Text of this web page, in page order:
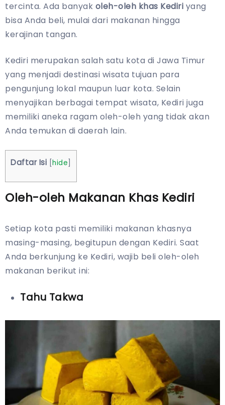
tercinta. Ada banyak oleh-oleh khas Kediri yang
bisa Anda beli, mulai dari makanan hingga
kerajinan tangan.
Kediri merupakan salah satu kota di Jawa Timur
yang menjadi destinasi wisata tujuan para
pengunjung lokal maupun luar kota. Selain
menyajikan berbagai tempat wisata, Kediri juga
memiliki aneka ragam oleh-oleh yang tidak akan
Anda temukan di daerah lain.
Daftar Isi [hide
Oleh-oleh Makanan Khas Kediri
Setiap kota pasti memiliki makanan khasnya
masing-masing, begitupun dengan Kediri. Saat
Anda berkunjung ke Kediri, wajib beli oleh-oleh
makanan berikut ini:
Tahu Takwa